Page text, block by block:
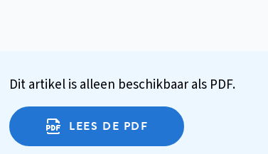
Dit artikel is alleen beschikbaar als PDF.
LEES DE PDF